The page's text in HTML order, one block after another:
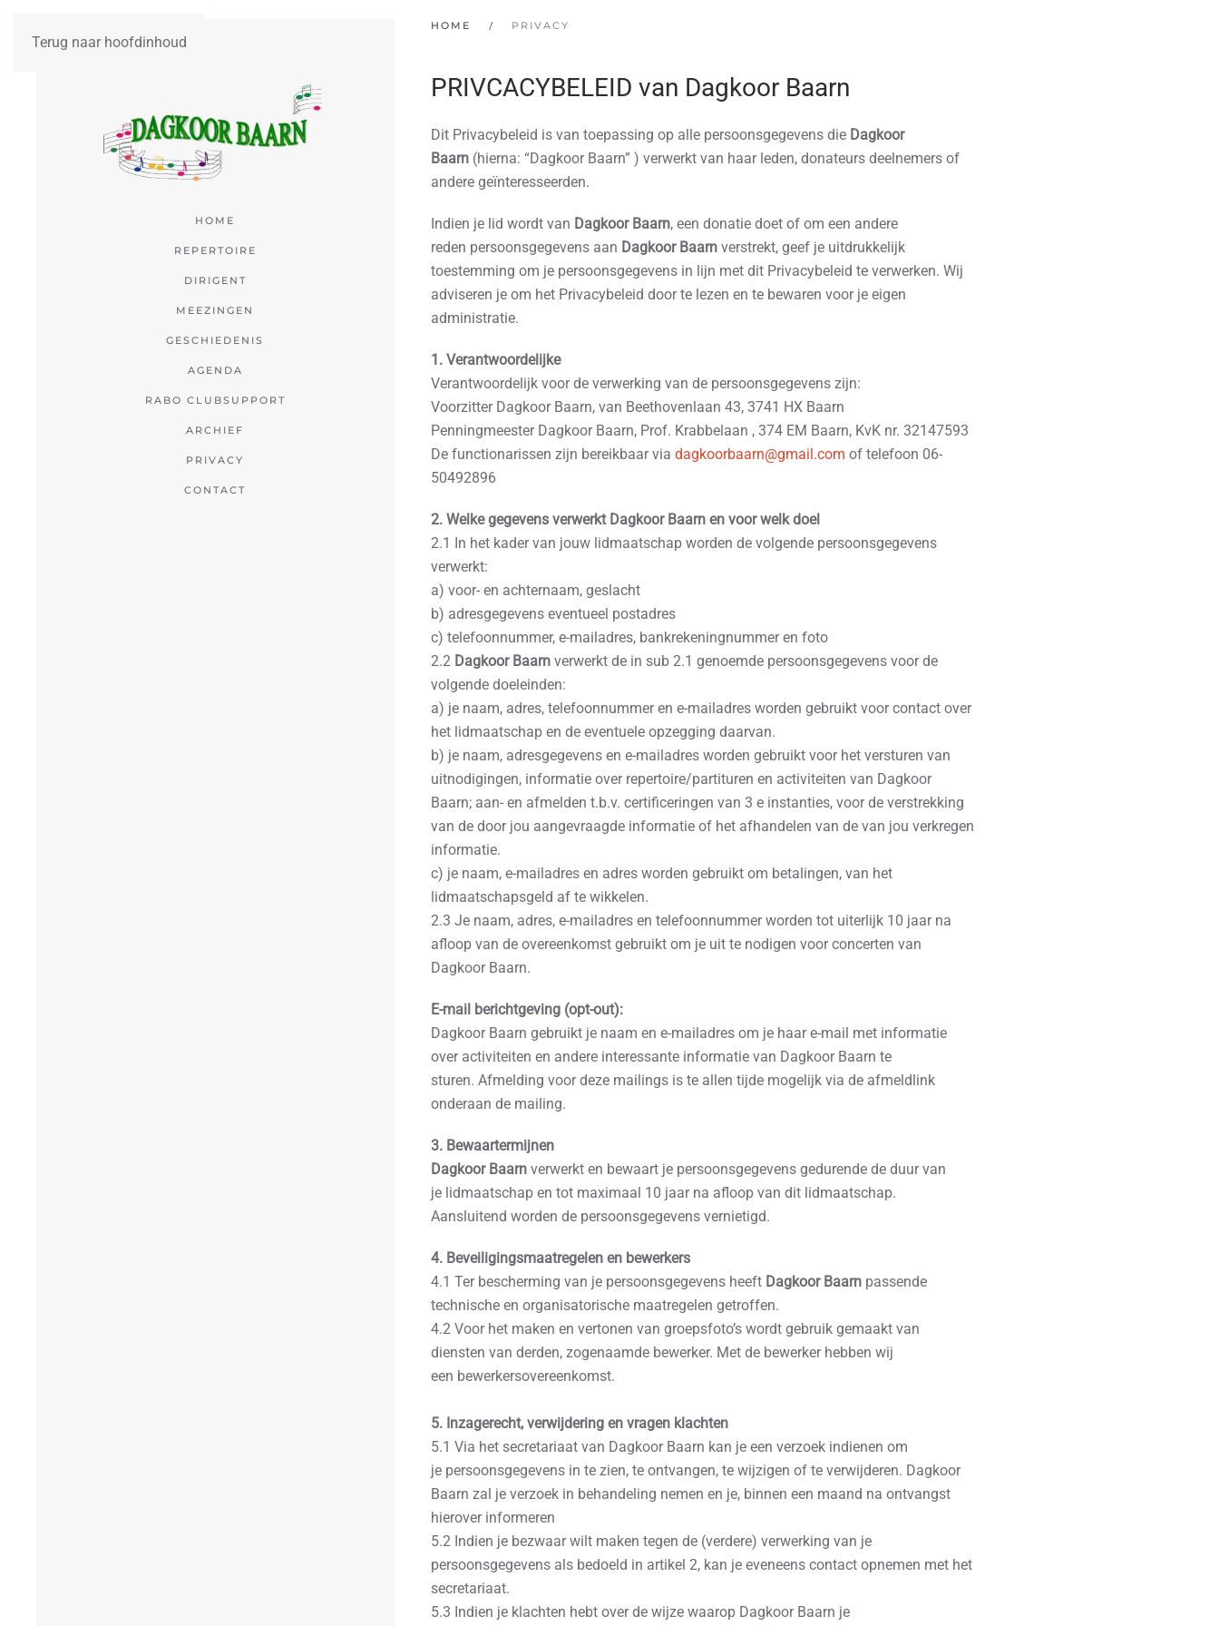
Terug naar hoofdinhoud
HOME
REPERTOIRE
DIRIGENT
MEEZINGEN
GESCHIEDENIS
AGENDA
RABO CLUBSUPPORT
ARCHIEF
PRIVACY
CONTACT
HOME PRIVACY
PRIVCACYBELEID van Dagkoor Baarn
Dit Privacybeleid is van toepassing op alle persoonsgegevens die Dagkoor
Baarn (hierna: “Dagkoor Baarn” ) verwerkt van haar leden, donateurs deelnemers of
andere geïnteresseerden.
Indien je lid wordt van Dagkoor Baarn, een donatie doet of om een andere
reden persoonsgegevens aan Dagkoor Baarn verstrekt, geef je uitdrukkelijk
toestemming om je persoonsgegevens in lijn met dit Privacybeleid te verwerken. Wij
adviseren je om het Privacybeleid door te lezen en te bewaren voor je eigen
administratie.
1. Verantwoordelijke
Verantwoordelijk voor de verwerking van de persoonsgegevens zijn:
Voorzitter Dagkoor Baarn, van Beethovenlaan 43, 3741 HX Baarn
Penningmeester Dagkoor Baarn, Prof. Krabbelaan , 374 EM Baarn, KvK nr. 32147593
De functionarissen zijn bereikbaar via dagkoorbaarn@gmail.com of telefoon 06-
50492896
2. Welke gegevens verwerkt Dagkoor Baarn en voor welk doel
2.1 In het kader van jouw lidmaatschap worden de volgende persoonsgegevens
verwerkt:
a) voor- en achternaam, geslacht
b) adresgegevens eventueel postadres
c) telefoonnummer, e-mailadres, bankrekeningnummer en foto
2.2 Dagkoor Baarn verwerkt de in sub 2.1 genoemde persoonsgegevens voor de
volgende doeleinden:
a) je naam, adres, telefoonnummer en e-mailadres worden gebruikt voor contact over
het lidmaatschap en de eventuele opzegging daarvan.
b) je naam, adresgegevens en e-mailadres worden gebruikt voor het versturen van
uitnodigingen, informatie over repertoire/partituren en activiteiten van Dagkoor
Baarn; aan- en afmelden t.b.v. certificeringen van 3 e instanties, voor de verstrekking
van de door jou aangevraagde informatie of het afhandelen van de van jou verkregen
informatie.
c) je naam, e-mailadres en adres worden gebruikt om betalingen, van het
lidmaatschapsgeld af te wikkelen.
2.3 Je naam, adres, e-mailadres en telefoonnummer worden tot uiterlijk 10 jaar na
afloop van de overeenkomst gebruikt om je uit te nodigen voor concerten van
Dagkoor Baarn.
E-mail berichtgeving (opt-out):
Dagkoor Baarn gebruikt je naam en e-mailadres om je haar e-mail met informatie
over activiteiten en andere interessante informatie van Dagkoor Baarn te
sturen. Afmelding voor deze mailings is te allen tijde mogelijk via de afmeldlink
onderaan de mailing.
3. Bewaartermijnen
Dagkoor Baarn verwerkt en bewaart je persoonsgegevens gedurende de duur van
je lidmaatschap en tot maximaal 10 jaar na afloop van dit lidmaatschap.
Aansluitend worden de persoonsgegevens vernietigd.
4. Beveiligingsmaatregelen en bewerkers
4.1 Ter bescherming van je persoonsgegevens heeft Dagkoor Baarn passende
technische en organisatorische maatregelen getroffen.
4.2 Voor het maken en vertonen van groepsfoto’s wordt gebruik gemaakt van
diensten van derden, zogenaamde bewerker. Met de bewerker hebben wij
een bewerkersovereenkomst.
5. Inzagerecht, verwijdering en vragen klachten
5.1 Via het secretariaat van Dagkoor Baarn kan je een verzoek indienen om
je persoonsgegevens in te zien, te ontvangen, te wijzigen of te verwijderen. Dagkoor
Baarn zal je verzoek in behandeling nemen en je, binnen een maand na ontvangst
hierover informeren
5.2 Indien je bezwaar wilt maken tegen de (verdere) verwerking van je
persoonsgegevens als bedoeld in artikel 2, kan je eveneens contact opnemen met het
secretariaat.
5.3 Indien je klachten hebt over de wijze waarop Dagkoor Baarn je